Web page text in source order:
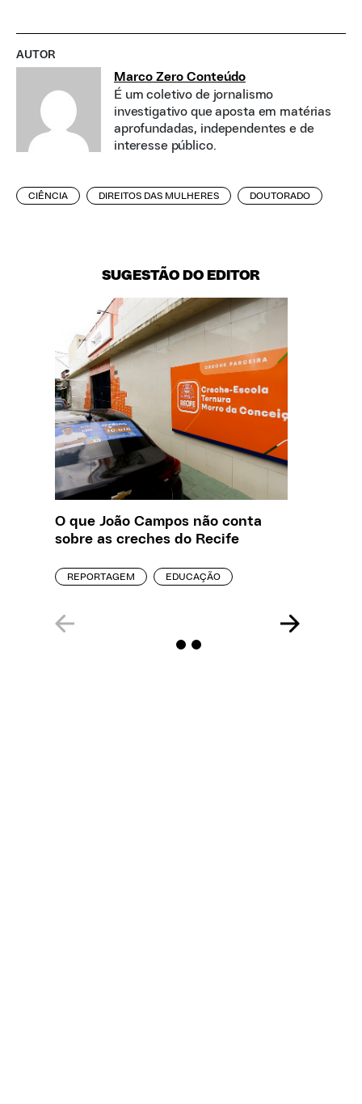
AUTOR
Marco Zero Conteúdo
É um coletivo de jornalismo
investigativo que aposta em matérias
aprofundadas, independentes e de
interesse público.
CIÊNCIA DIREITOS DAS MULHERES DOUTORADO
SUGESTÃO DO EDITOR
O que João Campos não conta
sobre as creches do Recife
REPORTAGEM EDUCAÇÃO